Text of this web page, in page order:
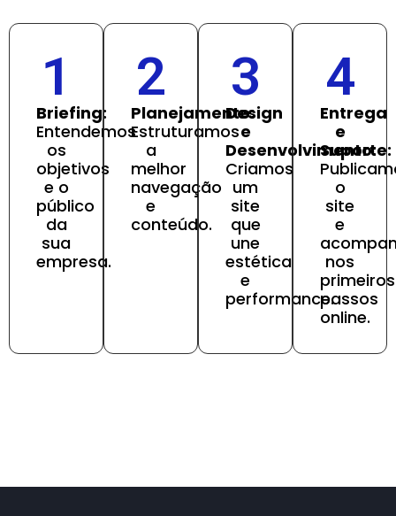
1
Briefing:
Entendemos
os
objetivos
e o
público
da
sua
empresa.
2
Planejamento:
Estruturamos
a
melhor
navegação
e
conteúdo.
3
Design
e
Desenvolvimento:
Criamos
um
site
que
une
estética
e
performance.
4
Entrega
e
Suporte:
o
site
e
nos
primeiros
passos
online.